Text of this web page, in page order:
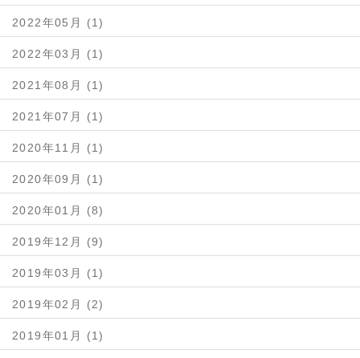
2022年05月 (1)
2022年03月 (1)
2021年08月 (1)
2021年07月 (1)
2020年11月 (1)
2020年09月 (1)
2020年01月 (8)
2019年12月 (9)
2019年03月 (1)
2019年02月 (2)
2019年01月 (1)